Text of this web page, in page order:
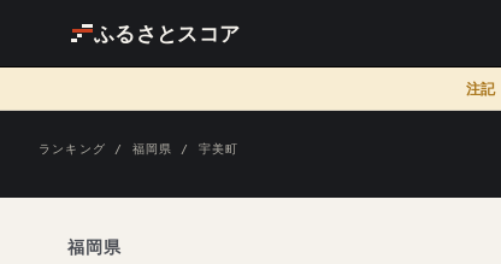
ふるさとスコア
注記
ランキング / 福岡県 / 宇美町
福岡県